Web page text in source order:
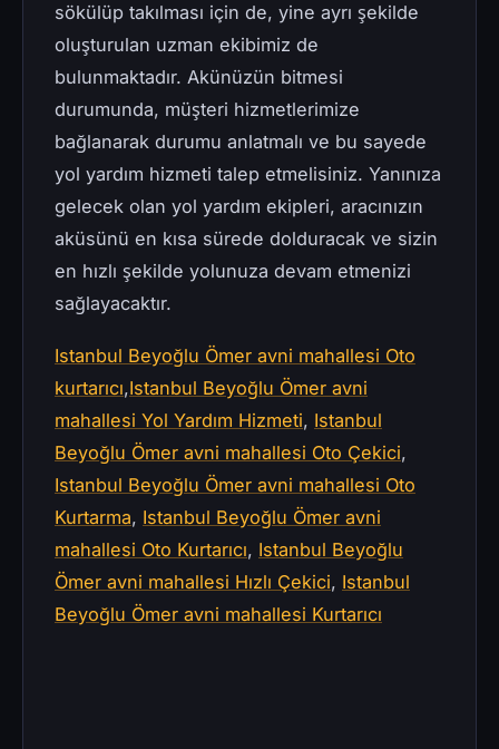
sökülüp takılması için de, yine ayrı şekilde
oluşturulan uzman ekibimiz de
bulunmaktadır. Akünüzün bitmesi
durumunda, müşteri hizmetlerimize
bağlanarak durumu anlatmalı ve bu sayede
yol yardım hizmeti talep etmelisiniz. Yanınıza
gelecek olan yol yardım ekipleri, aracınızın
aküsünü en kısa sürede dolduracak ve sizin
en hızlı şekilde yolunuza devam etmenizi
sağlayacaktır.
Istanbul Beyoğlu Ömer avni mahallesi Oto
kurtarıcı,Istanbul Beyoğlu Ömer avni
mahallesi Yol Yardım Hizmeti, Istanbul
Beyoğlu Ömer avni mahallesi Oto Çekici,
Istanbul Beyoğlu Ömer avni mahallesi Oto
Kurtarma, Istanbul Beyoğlu Ömer avni
mahallesi Oto Kurtarıcı, Istanbul Beyoğlu
Ömer avni mahallesi Hızlı Çekici, Istanbul
Beyoğlu Ömer avni mahallesi Kurtarıcı